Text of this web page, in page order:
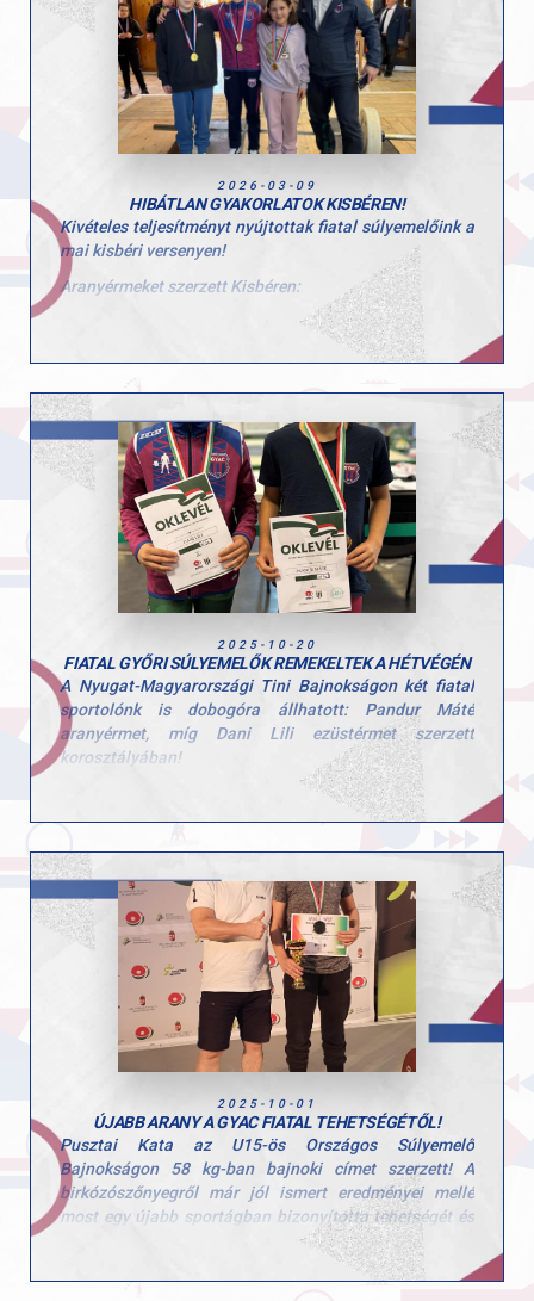
2026-03-09
HIBÁTLAN GYAKORLATOK KISBÉREN!
Kivételes teljesítményt nyújtottak fiatal súlyemelőink a
mai kisbéri versenyen!
Aranyérmeket szerzett Kisbéren:
- Pandur Petra (U10) – élete első versenyén máris
- Dani Lili (U12)
Mindhárom versenyző 270 pontos összetettet emelt a
bírói pontozás alapján, ami azt jelenti, hogy mind a 6
gyakorlatukra mind a 3 bírótól a maximális 5 pontot
A bírók kifogástalannak ítélték a végrehajtásukat, ennél
szebb visszajelzés nem is kell a befektetett munkáról.
2025-10-20
FIATAL GYŐRI SÚLYEMELŐK REMEKELTEK A HÉTVÉGÉN
A Nyugat-Magyarországi Tini Bajnokságon két fiatal
sportolónk is dobogóra állhatott: Pandur Máté
aranyérmet, míg Dani Lili ezüstérmet szerzett
korosztályában!
Mindketten az 5.a osztály tanulói, akik már most
megmutatták, hogy kitartással és szorgalommal nagy
Gratulálunk a szép teljesítményhez és az elért
sikerekhez!
2025-10-01
ÚJABB ARANY A GYAC FIATAL TEHETSÉGÉTŐL!
Pusztai Kata az U15-ös Országos Súlyemelő
Bajnokságon 58 kg-ban bajnoki címet szerzett! A
birkózószőnyegről már jól ismert eredményei mellé
most egy újabb sportágban bizonyította tehetségét és
kitartását, most ezúttal a súlyemelésben. Gratulálunk
Katának ehhez a kiemelkedő teljesítményhez, igazi
példakép a sokoldalúságával és munkabírásával!